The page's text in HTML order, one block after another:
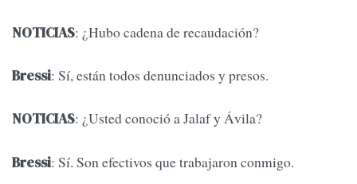
NOTICIAS: ¿Hubo cadena de recaudación?
Bressi: Sí, están todos denunciados y presos.
NOTICIAS: ¿Usted conoció a Jalaf y Ávila?
Bressi: Sí. Son efectivos que trabajaron conmigo.